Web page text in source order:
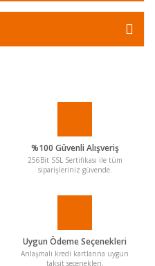
%100 Güvenli Alışveriş
256Bit SSL Sertifikası ile tüm
siparişleriniz güvende.
Uygun Ödeme Seçenekleri
Anlaşmalı kredi kartlarına uygun
taksit seçenekleri.